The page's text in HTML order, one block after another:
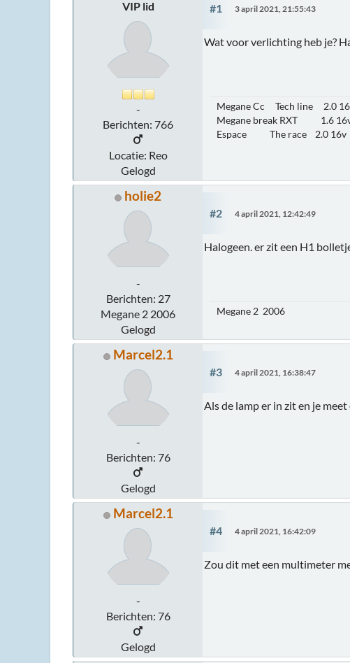
VIP lid
-
Berichten: 766
Locatie: Reo
Gelogd
#1 3 april 2021, 21:55:43
Wat voor verlichting heb je?
Megane Cc Tech line 2.0
Megane break RXT 1.6
Espace The race 2.0 16v
holie2
-
Berichten: 27
Megane 2 2006
Gelogd
#2 4 april 2021, 12:42:49
Halogeen. er zit een H1
Megane 2 2006
Marcel2.1
-
Berichten: 76
Gelogd
#3 4 april 2021, 16:38:47
Als de lamp er in zit en je
Marcel2.1
-
Berichten: 76
Gelogd
#4 4 april 2021, 16:42:09
Zou dit met een multimeter